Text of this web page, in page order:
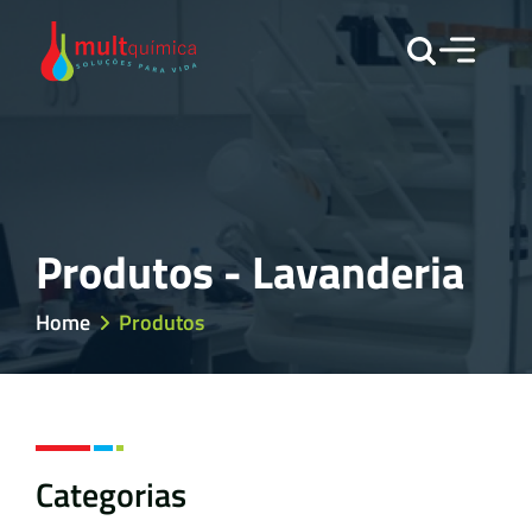
Produtos - Lavanderia
Home Produtos
Categorias